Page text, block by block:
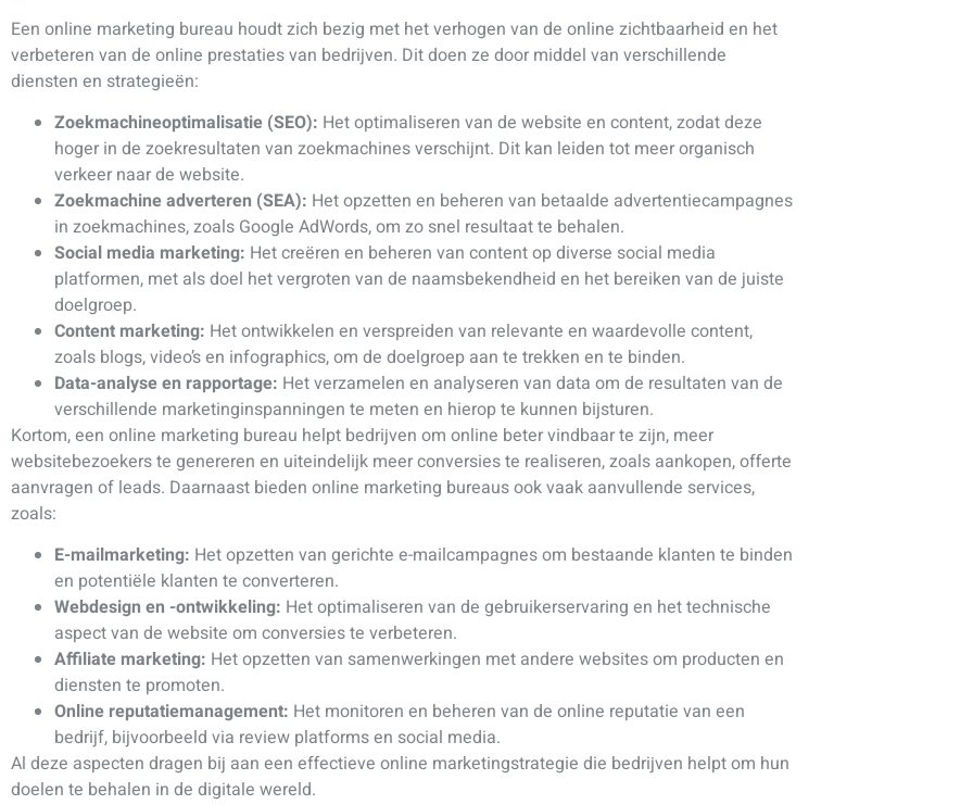
Een online marketing bureau houdt zich bezig met het verhogen van de online zichtbaarheid en het
verbeteren van de online prestaties van bedrijven. Dit doen ze door middel van verschillende
diensten en strategieën:
Zoekmachineoptimalisatie (SEO): Het optimaliseren van de website en content, zodat deze
hoger in de zoekresultaten van zoekmachines verschijnt. Dit kan leiden tot meer organisch
verkeer naar de website.
Zoekmachine adverteren (SEA): Het opzetten en beheren van betaalde advertentiecampagnes
in zoekmachines, zoals Google AdWords, om zo snel resultaat te behalen.
Social media marketing: Het creëren en beheren van content op diverse social media
platformen, met als doel het vergroten van de naamsbekendheid en het bereiken van de juiste
doelgroep.
Content marketing: Het ontwikkelen en verspreiden van relevante en waardevolle content,
zoals blogs, video’s en infographics, om de doelgroep aan te trekken en te binden.
Data-analyse en rapportage: Het verzamelen en analyseren van data om de resultaten van de
verschillende marketinginspanningen te meten en hierop te kunnen bijsturen.
Kortom, een online marketing bureau helpt bedrijven om online beter vindbaar te zijn, meer
websitebezoekers te genereren en uiteindelijk meer conversies te realiseren, zoals aankopen, offerte
aanvragen of leads. Daarnaast bieden online marketing bureaus ook vaak aanvullende services,
zoals:
E-mailmarketing: Het opzetten van gerichte e-mailcampagnes om bestaande klanten te binden
en potentiële klanten te converteren.
Webdesign en -ontwikkeling: Het optimaliseren van de gebruikerservaring en het technische
aspect van de website om conversies te verbeteren.
Affiliate marketing: Het opzetten van samenwerkingen met andere websites om producten en
diensten te promoten.
Online reputatiemanagement: Het monitoren en beheren van de online reputatie van een
bedrijf, bijvoorbeeld via review platforms en social media.
Al deze aspecten dragen bij aan een effectieve online marketingstrategie die bedrijven helpt om hun
doelen te behalen in de digitale wereld.